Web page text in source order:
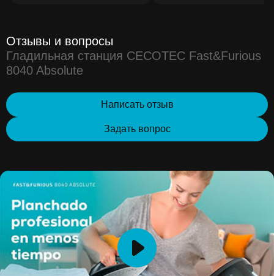
Отзывы и вопросы
Гладильная станция CECOTEC Fast&Furious
8040 Absolute
Написать отзыв
Задать вопрос